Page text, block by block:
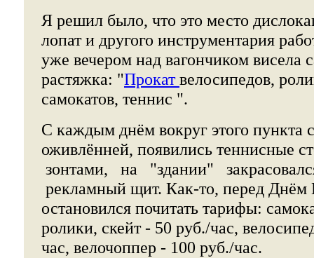
Я решил было, что это место
лопат и другого инструментария
уже вечером над вагончиком висела
растяжка: "Прокатвелосипедов,
самокатов, теннис ".
С каждым днём вокруг этого пункта
оживлённей, появились теннисные
зонтами, на "здании"
рекламный щит. Как-то, перед
остановился почитать тарифы:
ролики, скейт - 50 руб./час,
час, велочоппер - 100 руб./час.